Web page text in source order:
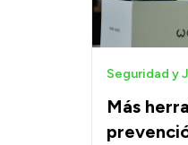
Más
Seguridad y